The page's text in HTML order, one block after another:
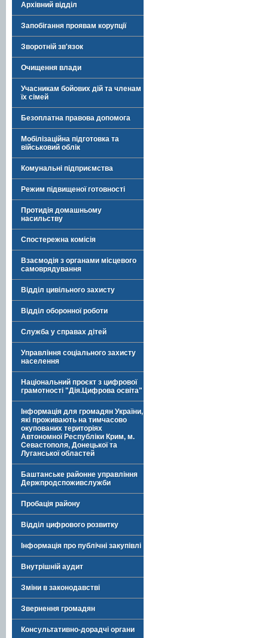
Архівний відділ
Запобігання проявам корупції
Зворотній зв'язок
Очищення влади
Учасникам бойових дій та членам
їх сімей
Безоплатна правова допомога
Мобілізаційна підготовка та
військовий облік
Комунальні підприємства
Режим підвищеної готовності
Протидія домашньому
насильству
Спостережна комісія
Взаємодія з органами місцевого
самоврядування
Відділ цивільного захисту
Відділ оборонної роботи
Служба у справах дітей
Управління соціального захисту
населення
Національний проєкт з цифрової
грамотності "Дія.Цифрова освіта"
Інформація для громадян України,
які проживають на тимчасово
окупованих територіях
Автономної Республіки Крим, м.
Севастополя, Донецької та
Луганської областей
Баштанське районне управління
Держпродспоживслужби
Пробація району
Відділ цифрового розвитку
Інформація про публічні закупівлі
Внутрішній аудит
Зміни в законодавстві
Звернення громадян
Консультативно-дорадчі органи